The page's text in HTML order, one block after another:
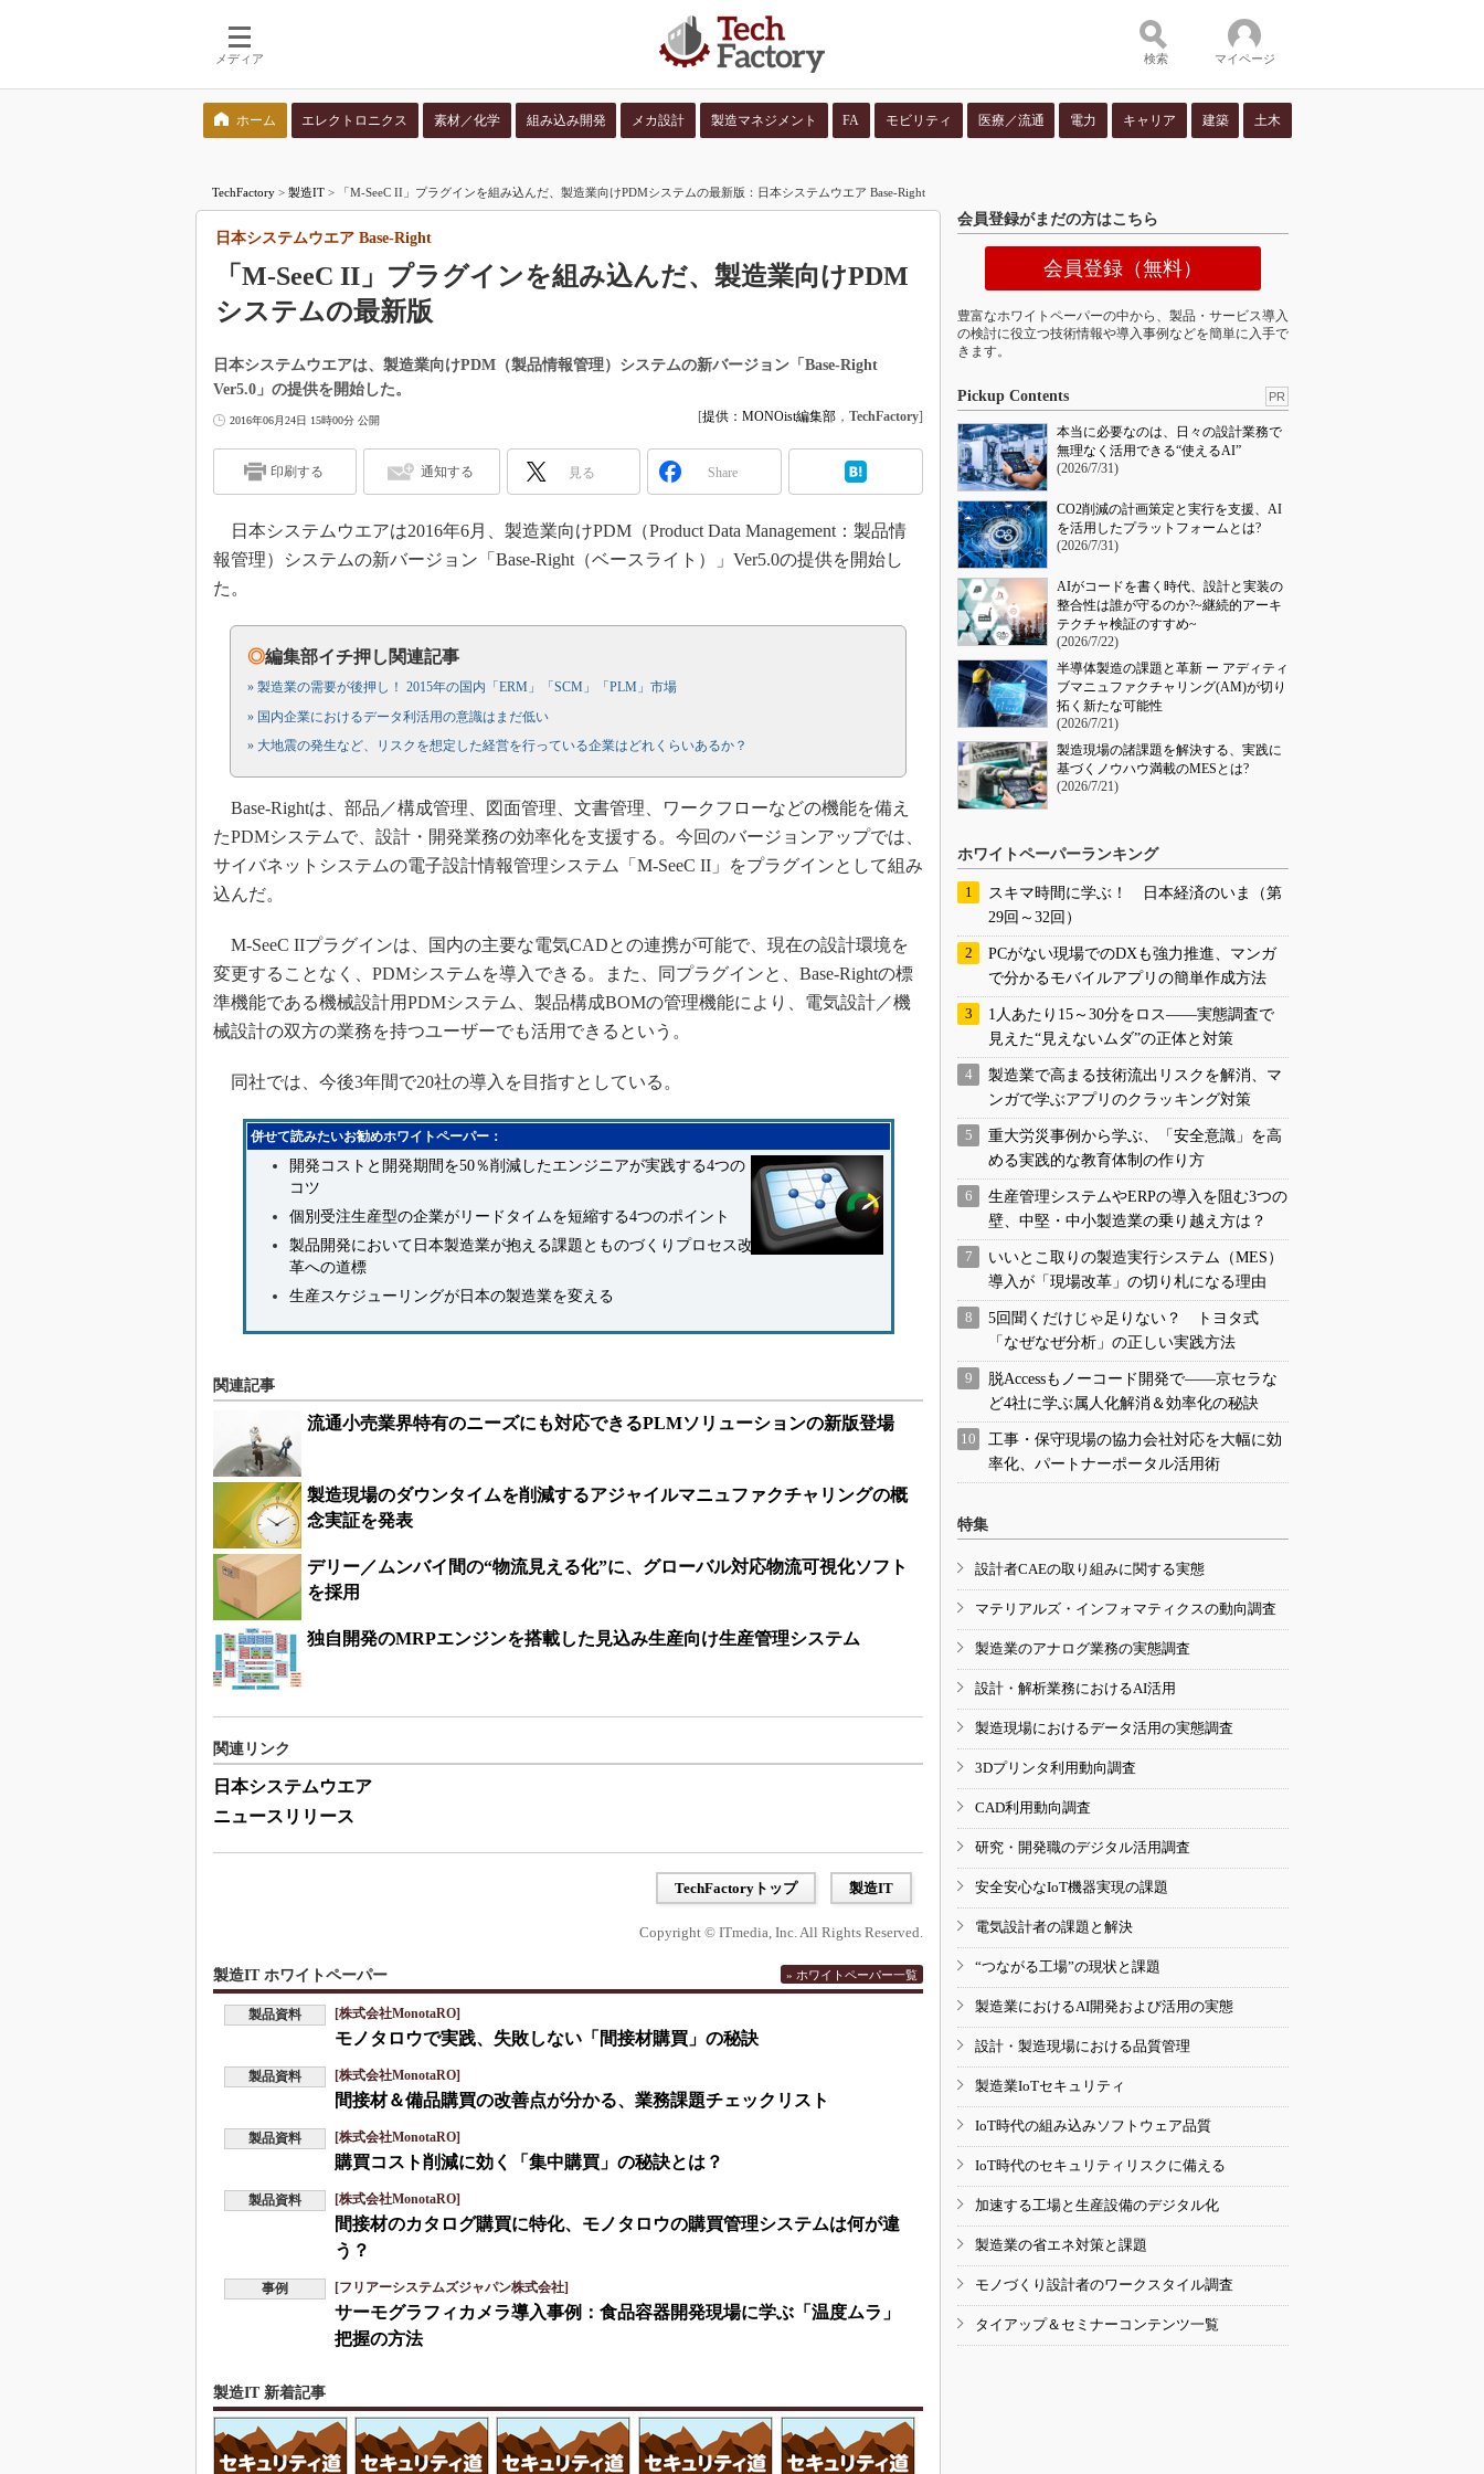
メディア 検索 マイページ
ホーム エレクトロニクス 素材／化学 組み込み開発 メカ設計 製造マネジメント FA モビリティ 医療／流通 電力 キャリア 建築 土木
TechFactory > 製造IT > 「M-SeeC II」プラグインを組み込んだ、製造業向けPDMシステムの最新版：日本システムウエア Base-Right
「M-SeeC II」プラグインを組み込んだ、製造業向けPDM
システムの最新版
日本システムウエア Base-Right
日本システムウエアは、製造業向けPDM（製品情報管理）システムの新バージョン「Base-Right
Ver5.0」の提供を開始した。
2016年06月24日 15時00分 公開 [提供：MONOist編集部 ， TechFactory]
印刷する 通知する 見る Share
日本システムウエアは2016年6月、製造業向けPDM（Product Data Management：製品情
報管理）システムの新バージョン「Base-Right（ベースライト）」Ver5.0の提供を開始し
た。
◎編集部イチ押し関連記事
» 製造業の需要が後押し！ 2015年の国内「ERM」「SCM」「PLM」市場
» 国内企業におけるデータ利活用の意識はまだ低い
» 大地震の発生など、リスクを想定した経営を行っている企業はどれくらいあるか？
Base-Rightは、部品／構成管理、図面管理、文書管理、ワークフローなどの機能を備え
たPDMシステムで、設計・開発業務の効率化を支援する。今回のバージョンアップでは、
サイバネットシステムの電子設計情報管理システム「M-SeeC II」をプラグインとして組み
込んだ。
M-SeeC IIプラグインは、国内の主要な電気CADとの連携が可能で、現在の設計環境を
変更することなく、PDMシステムを導入できる。また、同プラグインと、Base-Rightの標
準機能である機械設計用PDMシステム、製品構成BOMの管理機能により、電気設計／機
械設計の双方の業務を持つユーザーでも活用できるという。
同社では、今後3年間で20社の導入を目指すとしている。
併せて読みたいお勧めホワイトペーパー：
開発コストと開発期間を50％削減したエンジニアが実践する4つの
コツ
個別受注生産型の企業がリードタイムを短縮する4つのポイント
製品開発において日本製造業が抱える課題とものづくりプロセス改
革への道標
生産スケジューリングが日本の製造業を変える
関連記事
流通小売業界特有のニーズにも対応できるPLMソリューションの新版登場
製造現場のダウンタイムを削減するアジャイルマニュファクチャリングの概
念実証を発表
デリー／ムンバイ間の“物流見える化”に、グローバル対応物流可視化ソフト
を採用
独自開発のMRPエンジンを搭載した見込み生産向け生産管理システム
関連リンク
日本システムウエア
ニュースリリース
TechFactoryトップ 製造IT
Copyright © ITmedia, Inc. All Rights Reserved.
製造IT ホワイトペーパー » ホワイトペーパー一覧
製品資料 [株式会社MonotaRO]
モノタロウで実践、失敗しない「間接材購買」の秘訣
製品資料 [株式会社MonotaRO]
間接材＆備品購買の改善点が分かる、業務課題チェックリスト
製品資料 [株式会社MonotaRO]
購買コスト削減に効く「集中購買」の秘訣とは？
製品資料 [株式会社MonotaRO]
間接材のカタログ購買に特化、モノタロウの購買管理システムは何が違
う？
事例 [フリアーシステムズジャパン株式会社]
サーモグラフィカメラ導入事例：食品容器開発現場に学ぶ「温度ムラ」
把握の方法
製造IT 新着記事
会員登録がまだの方はこちら
会員登録（無料）
豊富なホワイトペーパーの中から、製品・サービス導入
の検討に役立つ技術情報や導入事例などを簡単に入手で
きます。
Pickup Contents PR
本当に必要なのは、日々の設計業務で
無理なく活用できる“使えるAI”
(2026/7/31)
CO2削減の計画策定と実行を支援、AI
を活用したプラットフォームとは?
(2026/7/31)
AIがコードを書く時代、設計と実装の
整合性は誰が守るのか?~継続的アーキ
テクチャ検証のすすめ~
(2026/7/22)
半導体製造の課題と革新 ー アディティ
ブマニュファクチャリング(AM)が切り
拓く新たな可能性
(2026/7/21)
製造現場の諸課題を解決する、実践に
基づくノウハウ満載のMESとは?
(2026/7/21)
ホワイトペーパーランキング
スキマ時間に学ぶ！ 日本経済のいま（第
29回～32回）
PCがない現場でのDXも強力推進、マンガ
で分かるモバイルアプリの簡単作成方法
1人あたり15～30分をロス――実態調査で
見えた“見えないムダ”の正体と対策
製造業で高まる技術流出リスクを解消、マ
ンガで学ぶアプリのクラッキング対策
重大労災事例から学ぶ、「安全意識」を高
める実践的な教育体制の作り方
生産管理システムやERPの導入を阻む3つの
壁、中堅・中小製造業の乗り越え方は？
いいとこ取りの製造実行システム（MES）
導入が「現場改革」の切り札になる理由
5回聞くだけじゃ足りない？ トヨタ式
「なぜなぜ分析」の正しい実践方法
脱Accessもノーコード開発で――京セラな
ど4社に学ぶ属人化解消＆効率化の秘訣
工事・保守現場の協力会社対応を大幅に効
率化、パートナーポータル活用術
特集
設計者CAEの取り組みに関する実態
マテリアルズ・インフォマティクスの動向調査
製造業のアナログ業務の実態調査
設計・解析業務におけるAI活用
製造現場におけるデータ活用の実態調査
3Dプリンタ利用動向調査
CAD利用動向調査
研究・開発職のデジタル活用調査
安全安心なIoT機器実現の課題
電気設計者の課題と解決
“つながる工場”の現状と課題
製造業におけるAI開発および活用の実態
設計・製造現場における品質管理
製造業IoTセキュリティ
IoT時代の組み込みソフトウェア品質
IoT時代のセキュリティリスクに備える
加速する工場と生産設備のデジタル化
製造業の省エネ対策と課題
モノづくり設計者のワークスタイル調査
タイアップ＆セミナーコンテンツ一覧